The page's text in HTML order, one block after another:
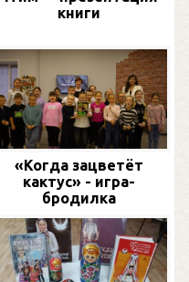
книги
«Когда зацветёт
кактус» - игра-
бродилка